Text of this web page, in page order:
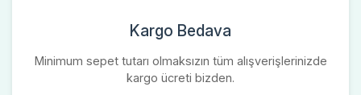
Kargo Bedava
Minimum sepet tutarı olmaksızın tüm alışverişlerinizde
kargo ücreti bizden.